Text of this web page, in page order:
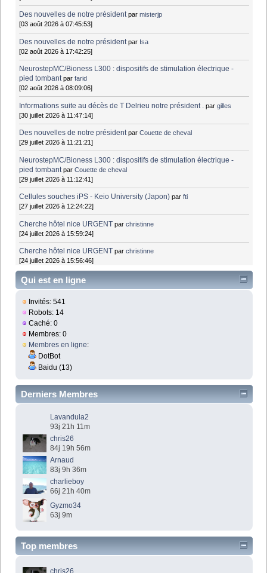
Des nouvelles de notre président parmisterjp
[03 août 2026 à 07:45:53]
Des nouvelles de notre président par Isa
[02 août 2026 à 17:42:25]
NeurostepMC/Bioness L300 : dispositifs de stimulation électrique -
pied tombant parfarid
[02 août 2026 à 08:09:06]
Informations suite au décès de T Delrieu notre président . pargilles
[30 juillet 2026 à 11:47:14]
Des nouvelles de notre président parCouette de cheval
[29 juillet 2026 à 11:21:21]
NeurostepMC/Bioness L300 : dispositifs de stimulation électrique -
pied tombant parCouette de cheval
[29 juillet 2026 à 11:12:41]
Cellules souches iPS - Keio University (Japon) parfti
[27 juillet 2026 à 12:24:22]
Cherche hôtel nice URGENT parchristinne
[24 juillet 2026 à 15:59:24]
Cherche hôtel nice URGENT parchristinne
[24 juillet 2026 à 15:56:46]
Qui est en ligne
Invités: 541
Robots: 14
Caché: 0
Membres: 0
Membres en ligne:
DotBot
Baidu (13)
Derniers Membres
Lavandula2
93j 21h 11m
chris26
84j 19h 56m
Arnaud
83j 9h 36m
charlieboy
66j 21h 40m
Gyzmo34
63j 9m
Top membres